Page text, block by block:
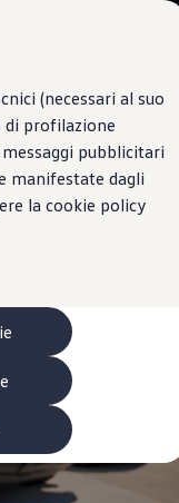
(necessari al suo
profilazione
pubblicitari
manifestate dagli
la cookie policy